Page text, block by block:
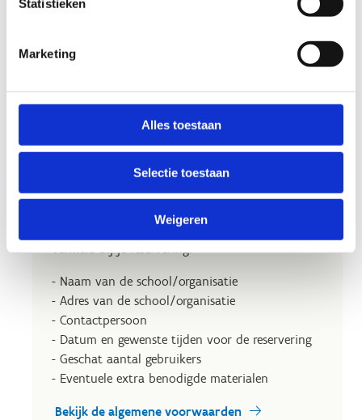
Statistieken
Marketing
Alles toestaan
Selectie toestaan
Weigeren
Vermeld bij je reservering:
- Naam van de school/organisatie
- Adres van de school/organisatie
- Contactpersoon
- Datum en gewenste tijden voor de reservering
- Geschat aantal gebruikers
- Eventuele extra benodigde materialen
Bekijk de algemene voorwaarden